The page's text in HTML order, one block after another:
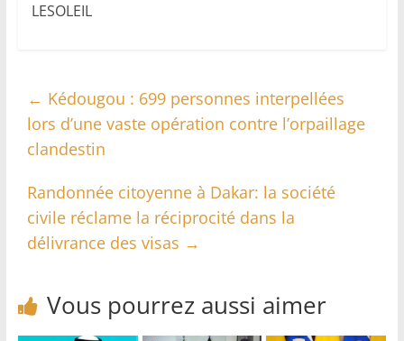
LESOLEIL
← Kédougou : 699 personnes interpellées
lors d’une vaste opération contre l’orpaillage
clandestin
Randonnée citoyenne à Dakar: la société
civile réclame la réciprocité dans la
délivrance des visas →
Vous pourrez aussi aimer